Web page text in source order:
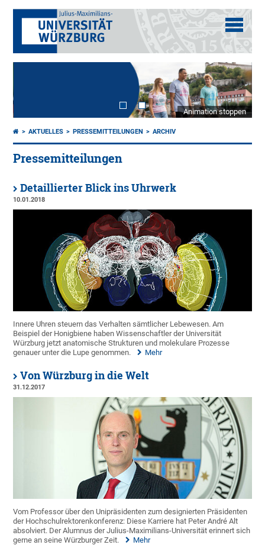
Animation stoppen
AKTUELLES PRESSEMITTEILUNGEN ARCHIV
Pressemitteilungen
Detaillierter Blick ins Uhrwerk
10.01.2018
Innere Uhren steuern das Verhalten sämtlicher Lebewesen. Am
Beispiel der Honigbiene haben Wissenschaftler der Universität
Würzburg jetzt anatomische Strukturen und molekulare Prozesse
genauer unter die Lupe genommen.
Mehr
Von Würzburg in die Welt
31.12.2017
Vom Professor über den Unipräsidenten zum designierten Präsidenten
der Hochschulrektorenkonferenz: Diese Karriere hat Peter André Alt
absolviert. Der Alumnus der Julius-Maximilians-Universität erinnert sich
gerne an seine Würzburger Zeit.
Mehr